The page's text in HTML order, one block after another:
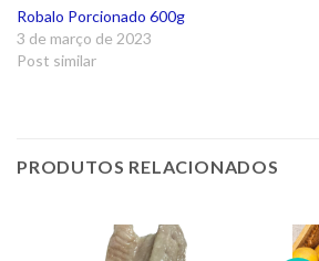
Robalo Porcionado 600g
3 de março de 2023
Post similar
PRODUTOS RELACIONADOS